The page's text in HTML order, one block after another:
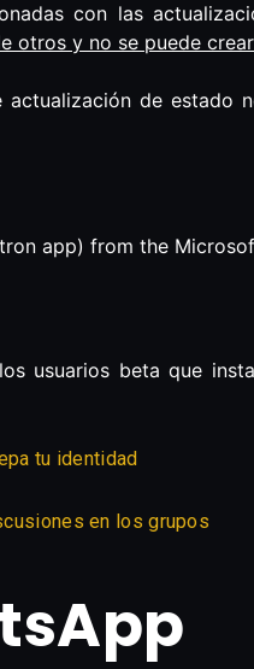
con las
otros y no se puede
de estado
app) from the
usuarios beta que
tu identidad
en los grupos